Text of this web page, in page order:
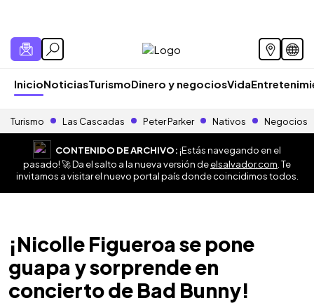
InicioNoticiasTurismoDinero y negociosVida
Turismo Las Cascadas Peter Parker Nativos Negocios
CONTENIDO DE ARCHIVO:¡Estás navegando en el
pasado! 🚀 Da el salto a la nueva versión deelsalvador.com . Te
invitamos a visitar el nuevo portal país donde coincidimos todos.
¡Nicolle Figueroa se pone
guapa y sorprende en
concierto de Bad Bunny!